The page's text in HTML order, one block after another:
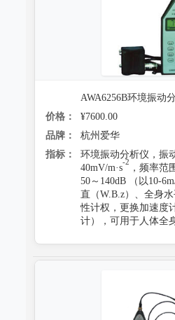
AWA6256B环境振动
价格：
¥7600.00
品牌：
杭州爱华
指标：
环境振动分析仪，振
40mV/m·s
-2
，频率范
50～140dB （以10-
直（W.B.z）、全身
性计权，更换加速度
计），可用于人体全